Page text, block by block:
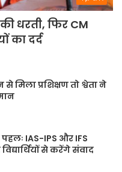
धरती, फिर CM
का दर्द
मिला प्रशिक्षण तो श्वेता ने
IAS-IPS और IFS
से करेंगे संवाद